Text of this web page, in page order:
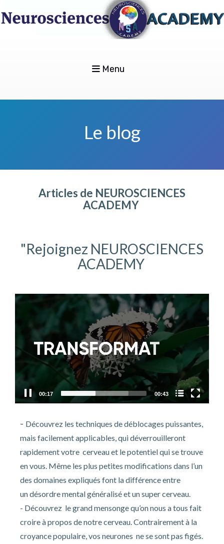
Menu
Le blog
Articles de NEUROSCIENCES
ACADEMY
"Rejoignez NEUROSCIENCES
ACADEMY
Video
00:18 00:43
- Découvrez les techniques de déblocages puissantes,
mais facilement applicables, qui déverrouilleront
rapidement votre cerveau et le potentiel qui se trouve
en vous. Même les plus petites modifications dans l’un
des domaines expliqués font la différence entre
un désordre mental généralisé et un super cerveau.
- Découvrez le grand mensonge qu’on nous a tous fait
croire à propos de notre cerveau. Contrairement à la
croyance populaire, vos neurones ne se sont pas figés.